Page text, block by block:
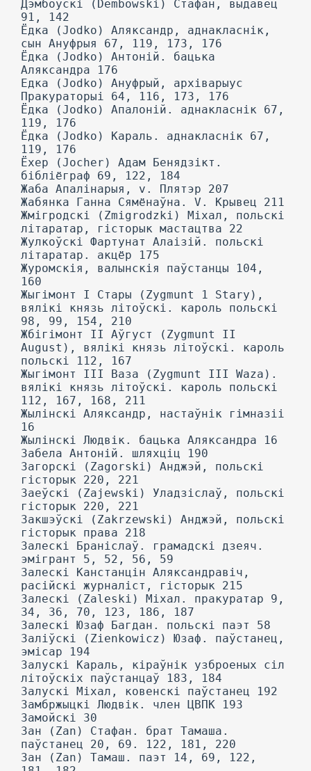
Дэмбоўскі (Dembowski) Стафан, выдавец
91, 142
Ёдка (Jodko) Аляксандр, аднакласнік,
сын Ануфрыя 67, 119, 173, 176
Ёдка (Jodko) Антоній. бацька
Аляксандра 176
Едка (Jodko) Ануфрый, архіварыус
Пракураторыі 64, 116, 173, 176
Ёдка (Jodko) Апалоній. аднакласнік 67,
119, 176
Ёдка (Jodko) Караль. аднакласнік 67,
119, 176
Ёхер (Jocher) Адам Бенядзікт.
бібліёграф 69, 122, 184
Жаба Апалінарыя, v. Плятэр 207
Жабянка Ганна Сямёнаўна. V. Крывец 211
Жмігродскі (Zmigrodzki) Міхал, польскі
літаратар, гісторык мастацтва 22
Жулкоўскі Фартунат Алаізій. польскі
літаратар. акцёр 175
Журомскія, валынскія паўстанцы 104,
160
Жыгімонт I Стары (Zygmunt 1 Stary),
вялікі князь літоўскі. кароль польскі
98, 99, 154, 210
Жбігімонт II Аўгуст (Zygmunt II
August), вялікі князь літоўскі. кароль
польскі 112, 167
Жыгімонт III Ваза (Zygmunt III Waza).
вялікі князь літоўскі. кароль польскі
112, 167, 168, 211
Жылінскі Аляксандр, настаўнік гімназіі
16
Жылінскі Людвік. бацька Аляксандра 16
Забела Антоній. шляхціц 190
Загорскі (Zagorski) Анджэй, польскі
гісторык 220, 221
Заеўскі (Zajewski) Уладзіслаў, польскі
гісторык 220, 221
Закшэўскі (Zakrzewski) Анджэй, польскі
гісторык права 218
Залескі Браніслаў. грамадскі дзеяч.
эмігрант 5, 52, 56, 59
Залескі Канстанцін Аляксандравіч,
расійскі журналіст, гісторык 215
Залескі (Zaleski) Міхал. пракуратар 9,
34, 36, 70, 123, 186, 187
Залескі Юзаф Багдан. польскі паэт 58
Заліўскі (Zienkowicz) Юзаф. паўстанец,
эмісар 194
Залускі Караль, кіраўнік узброеных сіл
літоўскіх паўстанцаў 183, 184
Залускі Міхал, ковенскі паўстанец 192
Замбржыцкі Людвік. член ЦВПК 193
Замойскі 30
Зан (Zan) Стафан. брат Тамаша.
паўстанец 20, 69. 122, 181, 220
Зан (Zan) Тамаш. паэт 14, 69, 122,